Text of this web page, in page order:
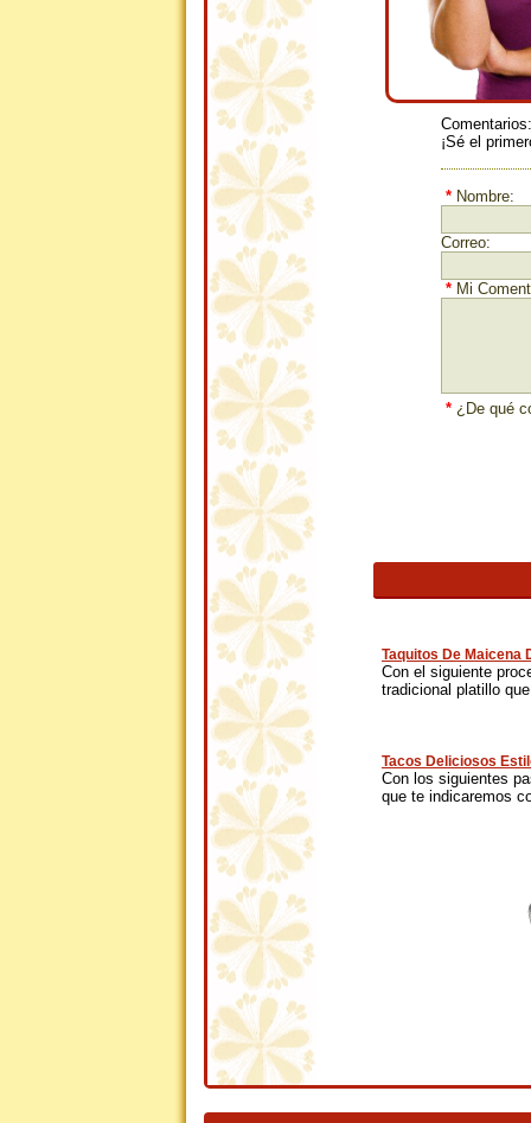
Comentarios:
¡Sé el
* Nombre:
Correo:
* Mi
* ¿De qué
Taquitos De Maicena
Con el siguiente
tradicional platillo
Tacos Deliciosos
Con los siguientes
que te indicaremos